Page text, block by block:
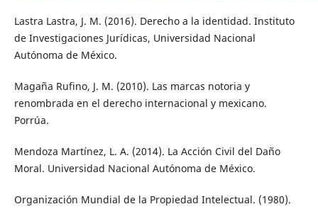
Lastra Lastra, J. M. (2016). Derecho a la identidad. Instituto
de Investigaciones Jurídicas, Universidad Nacional
Autónoma de México.
Magaña Rufino, J. M. (2010). Las marcas notoria y
renombrada en el derecho internacional y mexicano.
Porrúa.
Mendoza Martínez, L. A. (2014). La Acción Civil del Daño
Moral. Universidad Nacional Autónoma de México.
Organización Mundial de la Propiedad Intelectual. (1980).